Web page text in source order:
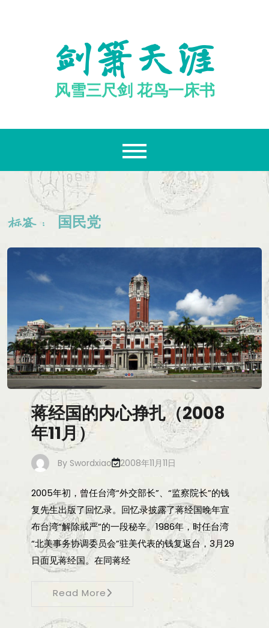
剑箫天涯
风雪三尺剑 花鸟一床书
标签： 国民党
蒋经国的内心挣扎（2008
年11月）
By Swordxiao 2008年11月11日
2005年初，曾任台湾“外交部长”、“监察院长”的钱
复先生出版了回忆录。回忆录披露了蒋经国晚年宣
布台湾“解除戒严”的一段秘辛。1986年，时任台湾
“北美事务协调委员会”驻美代表的钱复返台，3月29
日面见蒋经国。在同蒋经
Read More